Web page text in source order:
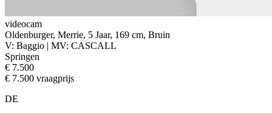
videocam
Oldenburger, Merrie, 5 Jaar, 169 cm, Bruin
V: Baggio | MV: CASCALL
Springen
€ 7.500
€ 7.500 vraagprijs
DE